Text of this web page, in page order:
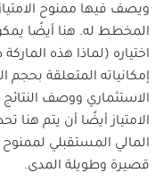
ويصف فيها ممنوح
المخطط له. هنا أيضًا
اختياره (لماذا هذه
إمكانياته المتعلقة بحجم
الاستثماري ووصف
الامتياز أيضًا أن يتم هنا
المالي المستقبلي لممنوح
قصيرة وطويلة المدى.